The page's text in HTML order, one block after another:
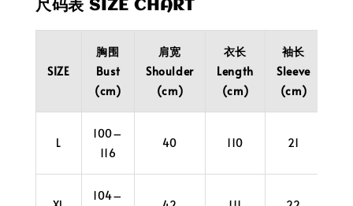
尺码表 SIZE CHART
SIZE
胸围
Bust
(cm)
肩宽
Shoulder
(cm)
衣长
Length
(cm)
袖长
Sleeve
(cm)
L
100–
116
40 110 21
104–